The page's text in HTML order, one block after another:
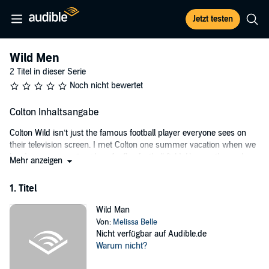
Jetzt testen
Wild Men
2 Titel in dieser Serie
Noch nicht bewertet
Colton Inhaltsangabe
Colton Wild isn’t just the famous football player everyone sees on
their television screen. I met Colton one summer vacation when we
lined up on opposite sides of a flag football field. He was the cocky
wanted to hate him.
But somehow we were the last two left around the campfire that
night. We talked for hours under the stars. And when he kissed me,
I didn’t want him to stop. The next morning, I left.
I thought I’d never see him again.
Mehr anzeigen
1. Titel
Wild Man
Von: Melissa Belle
Nicht verfügbar auf Audible.de
Warum nicht?